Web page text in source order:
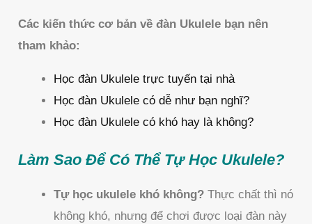
Các kiến thức cơ bản về đàn Ukulele bạn nên
tham khảo:
Học đàn Ukulele trực tuyến tại nhà
Học đàn Ukulele có dễ như bạn nghĩ?
Học đàn Ukulele có khó hay là không?
Làm Sao Để Có Thể Tự Học Ukulele?
Tự học ukulele khó không? Thực chất thì nó
không khó, nhưng để chơi được loại đàn này